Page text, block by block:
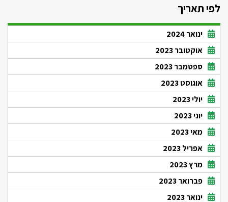
לפי תאריך
ינואר 2024
אוקטובר 2023
ספטמבר 2023
אוגוסט 2023
יולי 2023
יוני 2023
מאי 2023
אפריל 2023
מרץ 2023
פברואר 2023
ינואר 2023